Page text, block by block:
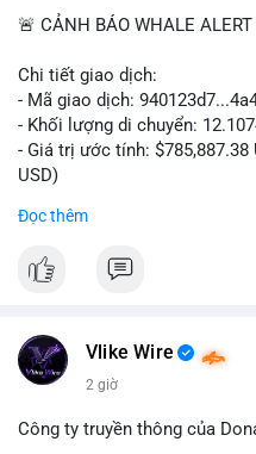
🚨 CẢNH BÁO WHALE
Chi tiết giao dịch:
- Mã giao dịch:
- Khối lượng di chuyển:
- Giá trị ước tính:
USD)
Khối lượng 12.1 BTC tương
Động thái này có thể là bước
hoặc tái phân bổ tài sản giữa
thấy cá voi đang thăm dò
Đọc thêm
Vlike Wire
2 giờ
Công ty truyền thông của